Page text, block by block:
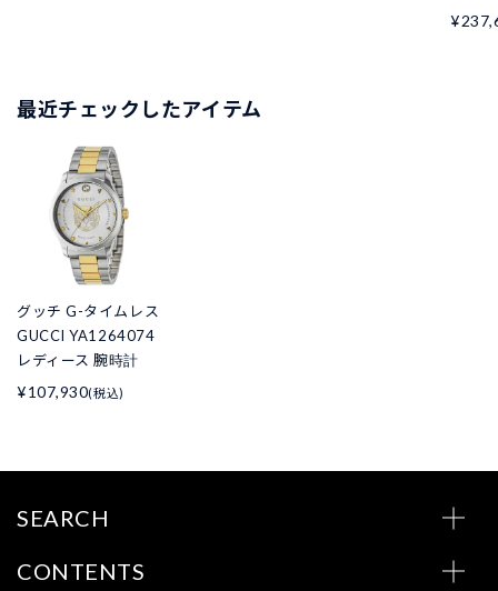
最近チェックしたアイテム
グッチ G-タイムレス
GUCCI YA1264074
レディース 腕時計
¥107,930(税込)
SEARCH
CONTENTS